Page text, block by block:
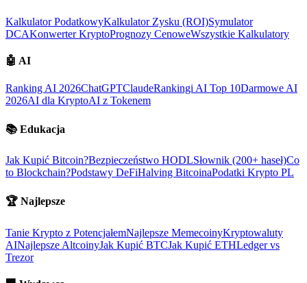
Kalkulator PodatkowyKalkulator Zysku (ROI)Symulator
DCAKonwerter KryptoPrognozy CenoweWszystkie Kalkulatory
🤖 AI
Ranking AI 2026ChatGPTClaudeRankingi AI Top 10Darmowe AI
2026AI dla KryptoAI z Tokenem
📚 Edukacja
Jak Kupić Bitcoin?Bezpieczeństwo HODLSłownik (200+ haseł)Co
to Blockchain?Podstawy DeFiHalving BitcoinaPodatki Krypto PL
🏆 Najlepsze
Tanie Krypto z PotencjałemNajlepsze MemecoinyKryptowaluty
AINajlepsze AltcoinyJak Kupić BTCJak Kupić ETHLedger vs
Trezor